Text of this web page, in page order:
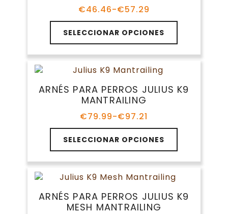
pueden
elegir
la
página
producto
€46.46-€57.29
Rango
de
precios:
desde
€46.46
hasta
€57.29
SELECCIONAR OPCIONES
Este
producto
tiene
múltiples
variantes.
Las
opciones
pueden
elegir
la
página
producto
ARNÉS PARA PERROS JULIUS K9
MANTRAILING
€79.99-€97.21
Rango
de
precios:
desde
€79.99
hasta
€97.21
SELECCIONAR OPCIONES
Este
producto
tiene
múltiples
variantes.
Las
opciones
ARNÉS PARA PERROS JULIUS K9
MESH MANTRAILING